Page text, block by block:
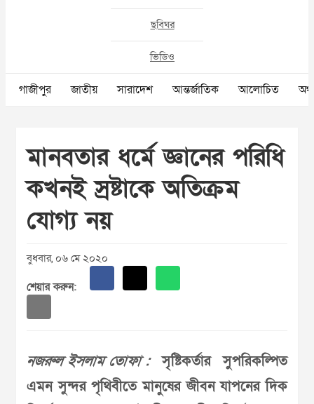
ছবিঘর
ভিডিও
গাজীপুর জাতীয় সারাদেশ আন্তর্জাতিক আলোচিত
মানবতার ধর্মে জ্ঞানের পরিধি
কখনই স্রষ্টাকে অতিক্রম
যোগ্য নয়
বুধবার, ০৬ মে ২০২০
শেয়ার করুন:
নজরুল ইসলাম তোফা :সৃষ্টিকর্তার সুপরিকল্পিত
এমন সুন্দর পৃথিবীতে মানুষের জীবন যাপনের দিক